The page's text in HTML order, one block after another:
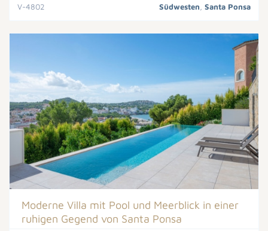
V-4802 Südwesten Santa Ponsa
Moderne Villa mit Pool und Meerblick in einer
ruhigen Gegend von Santa Ponsa